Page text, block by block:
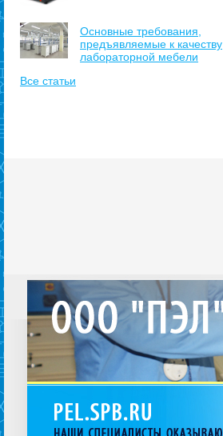
Основные требования,
предъявляемые к качеству
лабораторной мебели
Все статьи